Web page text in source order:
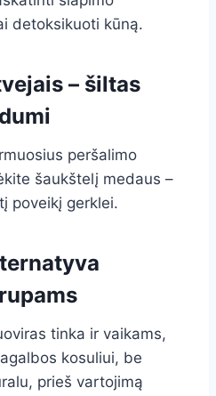
detoksikuoti kūną.
– šiltas
peršalimo
šaukštelį medaus –
poveikį gerklei.
tinka ir vaikams,
kosuliui, be
prieš vartojimą